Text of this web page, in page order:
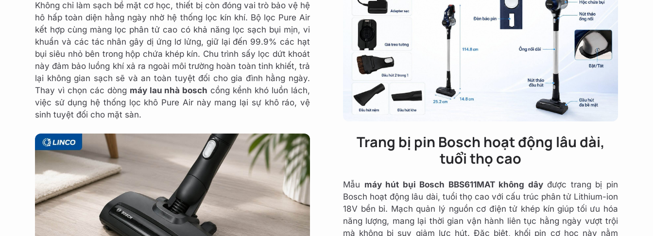
Không chỉ làm sạch bề mặt cơ học, thiết bị còn đóng vai trò bảo vệ hệ
hô hấp toàn diện hằng ngày nhờ hệ thống lọc kín khí. Bộ lọc Pure Air
kết hợp cùng màng lọc phân tử cao có khả năng lọc sạch bụi mịn, vi
khuẩn và các tác nhân gây dị ứng lơ lửng, giữ lại đến 99.9% các hạt
bụi siêu nhỏ bên trong hộp chứa khép kín. Chu trình sấy lọc dứt khoát
này đảm bảo luồng khí xả ra ngoài môi trường hoàn toàn tinh khiết, trả
lại không gian sạch sẽ và an toàn tuyệt đối cho gia đình hằng ngày.
Thay vì chọn các dòng máy lau nhà bosch cồng kềnh khó luồn lách,
việc sử dụng hệ thống lọc khô Pure Air này mang lại sự khô ráo, vệ
sinh tuyệt đối cho mặt sàn.
Trang bị pin Bosch hoạt động lâu dài,
tuổi thọ cao
Mẫu máy hút bụi Bosch BBS611MAT không dâyđược trang bị pin
Bosch hoạt động lâu dài, tuổi thọ cao với cấu trúc phân tử Lithium-ion
18V bền bỉ. Mạch quản lý nguồn cơ điện tử khép kín giúp tối ưu hóa
năng lượng, mang lại thời gian vận hành liên tục hằng ngày vượt trội
mà không bị suy giảm lực hút. Đặc biệt, khối pin cơ học này nằm